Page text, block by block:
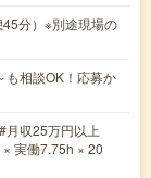
分）※別途現場の
も相談OK！応募か
収25万円以上
× 実働7.75h × 20